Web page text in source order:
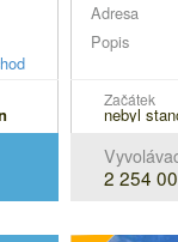
je
Adresa
Popis
2 254
Začátek
nebyl